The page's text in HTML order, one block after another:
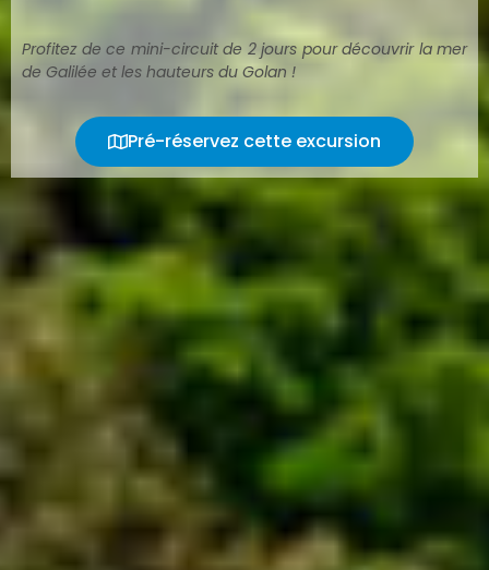
Profitez de ce mini-circuit de 2 jours pour découvrir la mer
de Galilée et les hauteurs du Golan !
Pré-réservez cette excursion